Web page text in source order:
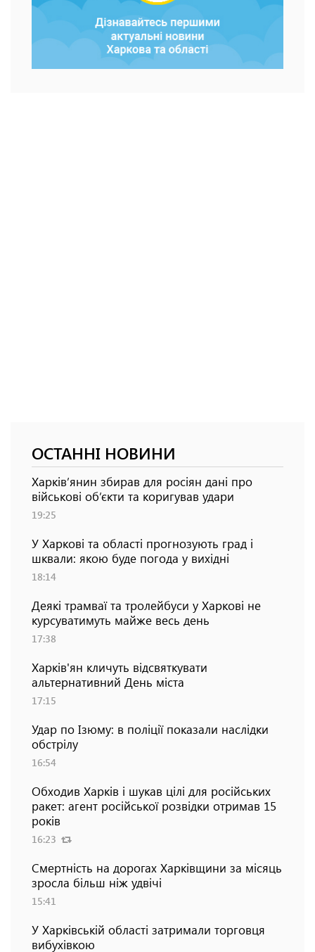
ОСТАННІ НОВИНИ
Харків’янин збирав для росіян дані про
військові об’єкти та коригував удари
19:25
У Харкові та області прогнозують град і
шквали: якою буде погода у вихідні
18:14
Деякі трамваї та тролейбуси у Харкові не
курсуватимуть майже весь день
17:38
Харків'ян кличуть відсвяткувати
альтернативний День міста
17:15
Удар по Ізюму: в поліції показали наслідки
обстрілу
16:54
Обходив Харків і шукав цілі для російських
ракет: агент російської розвідки отримав 15
років
16:23
Смертність на дорогах Харківщини за місяць
зросла більш ніж удвічі
15:41
У Харківській області затримали торговця
вибухівкою